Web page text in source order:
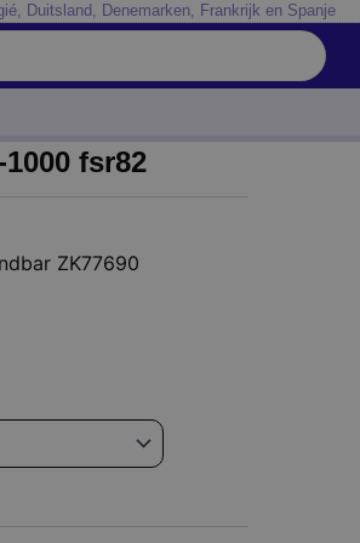
Duitsland, Denemarken, Frankrijk en Spanje
fsr82
ZK77690